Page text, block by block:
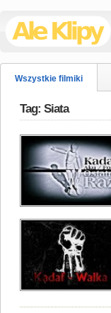
Wszystkie filmiki
Tag: Siata